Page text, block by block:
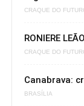
CRAQUE DO
RONIERE
CRAQUE DO
Canabrava:
BRASÍLIA